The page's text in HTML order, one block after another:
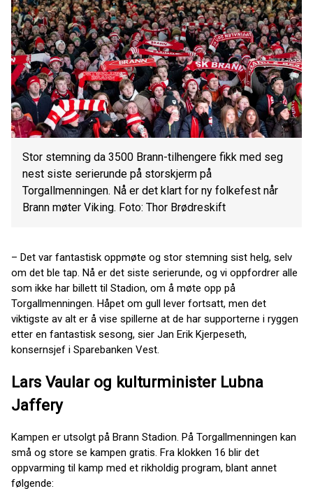
Stor stemning da 3500 Brann-tilhengere fikk med seg
nest siste serierunde på storskjerm på
Torgallmenningen. Nå er det klart for ny folkefest når
Brann møter Viking. Foto: Thor Brødreskift
– Det var fantastisk oppmøte og stor stemning sist helg, selv
om det ble tap. Nå er det siste serierunde, og vi oppfordrer alle
som ikke har billett til Stadion, om å møte opp på
Torgallmenningen. Håpet om gull lever fortsatt, men det
viktigste av alt er å vise spillerne at de har supporterne i ryggen
etter en fantastisk sesong, sier Jan Erik Kjerpeseth,
konsernsjef i Sparebanken Vest.
Lars Vaular og kulturminister Lubna
Jaffery
Kampen er utsolgt på Brann Stadion. På Torgallmenningen kan
små og store se kampen gratis. Fra klokken 16 blir det
oppvarming til kamp med et rikholdig program, blant annet
følgende: